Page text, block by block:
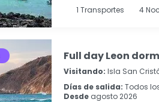
1 Transportes 4
Full day Leon
Visitando: Isla San
Días de salida: Todos
Desde agosto 2026